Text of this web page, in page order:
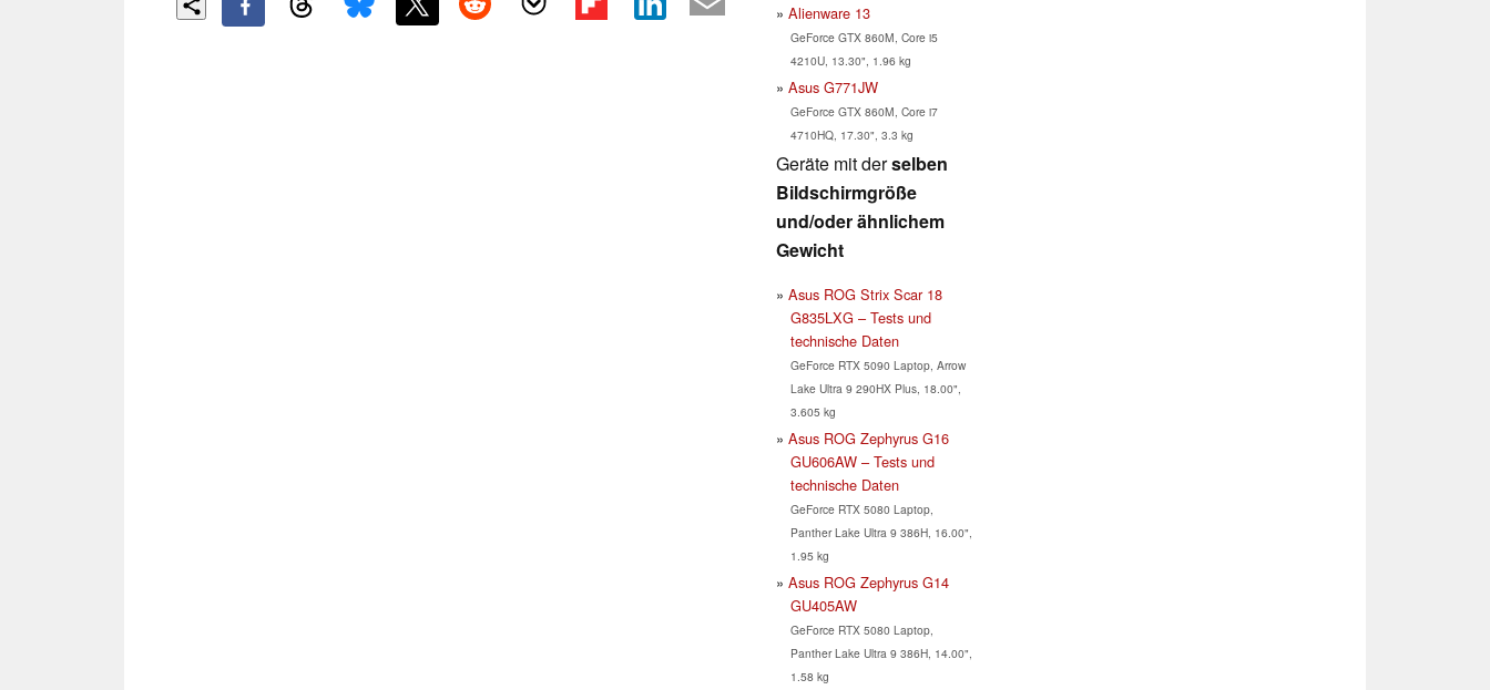
Alienware 13
GeForce GTX 860M, Core i5
4210U, 13.30", 1.96 kg
Asus G771JW
GeForce GTX 860M, Core i7
4710HQ, 17.30", 3.3 kg
Geräte mit derselben
Bildschirmgröße
und/oder ähnlichem
Gewicht
Asus ROG Strix Scar 18
G835LXG – Tests und
technische Daten
GeForce RTX 5090 Laptop, Arrow
Lake Ultra 9 290HX Plus, 18.00",
3.605 kg
Asus ROG Zephyrus G16
GU606AW – Tests und
technische Daten
GeForce RTX 5080 Laptop,
Panther Lake Ultra 9 386H, 16.00",
1.95 kg
Asus ROG Zephyrus G14
GU405AW
GeForce RTX 5080 Laptop,
Panther Lake Ultra 9 386H, 14.00",
1.58 kg